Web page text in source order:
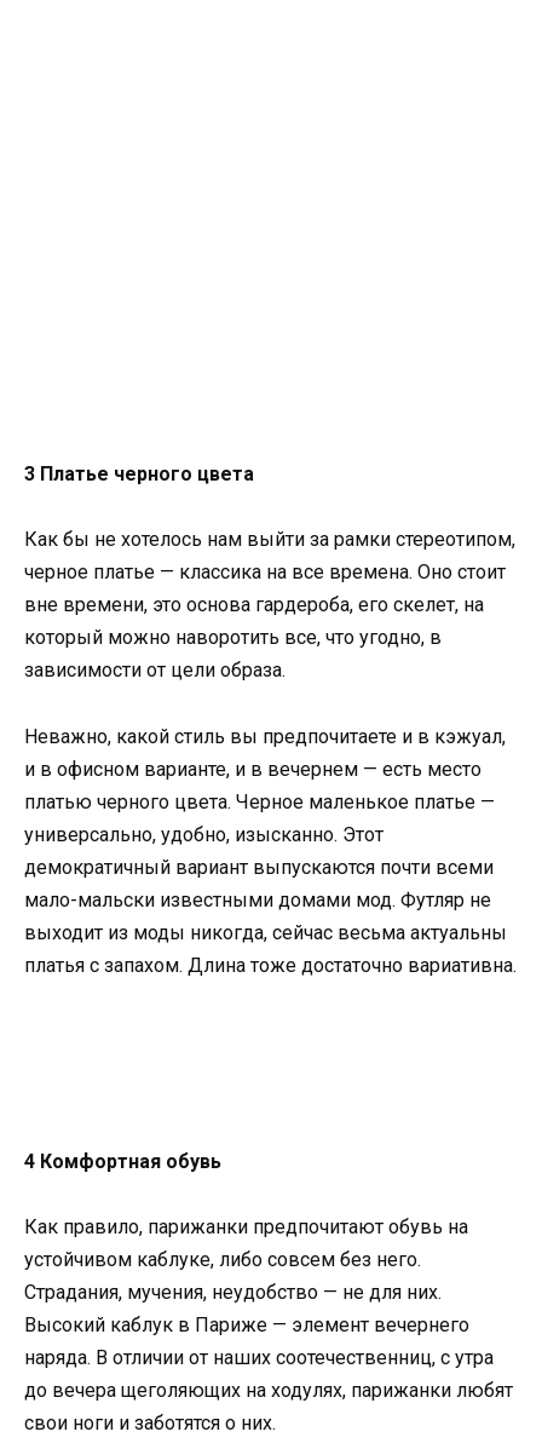
3 Платье черного цвета
Как бы не хотелось нам выйти за рамки стереотипом,
черное платье — классика на все времена. Оно стоит
вне времени, это основа гардероба, его скелет, на
который можно наворотить все, что угодно, в
зависимости от цели образа.
Неважно, какой стиль вы предпочитаете и в кэжуал,
и в офисном варианте, и в вечернем — есть место
платью черного цвета. Черное маленькое платье —
универсально, удобно, изысканно. Этот
демократичный вариант выпускаются почти всеми
мало-мальски известными домами мод. Футляр не
выходит из моды никогда, сейчас весьма актуальны
платья с запахом. Длина тоже достаточно вариативна.
4 Комфортная обувь
Как правило, парижанки предпочитают обувь на
устойчивом каблуке, либо совсем без него.
Страдания, мучения, неудобство — не для них.
Высокий каблук в Париже — элемент вечернего
наряда. В отличии от наших соотечественниц, с утра
до вечера щеголяющих на ходулях, парижанки любят
свои ноги и заботятся о них.